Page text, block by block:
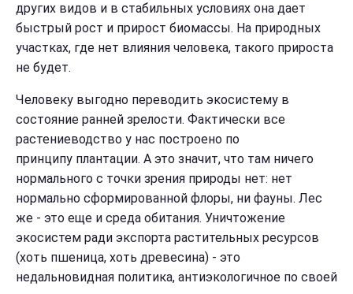
других видов и в стабильных условиях она дает
быстрый рост и прирост биомассы. На природных
участках, где нет влияния человека, такого прироста
не будет.
Человеку выгодно переводить экосистему в
состояние ранней зрелости. Фактически все
растениеводство у нас построено по
принципу плантации. А это значит, что там ничего
нормального с точки зрения природы нет: нет
нормально сформированной флоры, ни фауны. Лес
же - это еще и среда обитания. Уничтожение
экосистем ради экспорта растительных ресурсов
(хоть пшеница, хоть древесина) - это
недальновидная политика, антиэкологичное по своей